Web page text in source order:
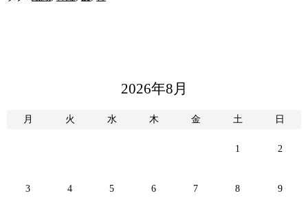
2026年8月
月 火 水 木 金 土 日
1 2
3 4 5 6 7 8 9